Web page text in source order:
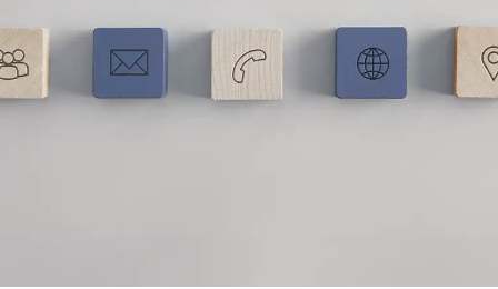
unserem DSGVO-Check auf mögliche
Risiken und Optimierungspotenziale
prüfen. Eine verbindliche rechtliche
Einzelfallprüfung ersetzt diese technische